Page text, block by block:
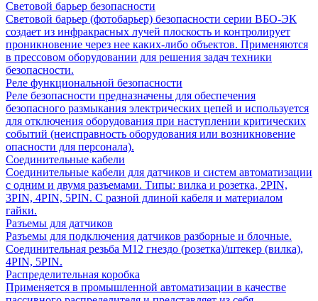
Световой барьер безопасности
Световой барьер (фотобарьер) безопасности серии ВБО-ЭК
создает из инфракрасных лучей плоскость и контролирует
проникновение через нее каких-либо объектов. Применяются
в прессовом оборудовании для решения задач техники
безопасности.
Реле функциональной безопасности
Реле безопасности предназначены для обеспечения
безопасного размыкания электрических цепей и используется
для отключения оборудования при наступлении критических
событий (неисправность оборудования или возникновение
опасности для персонала).
Соединительные кабели
Соединительные кабели для датчиков и систем автоматизации
с одним и двумя разъемами. Типы: вилка и розетка, 2PIN,
3PIN, 4PIN, 5PIN. С разной длиной кабеля и материалом
гайки.
Разъемы для датчиков
Разъемы для подключения датчиков разборные и блочные.
Соединительная резьба М12 гнездо (розетка)/штекер (вилка),
4PIN, 5PIN.
Распределительная коробка
Применяется в промышленной автоматизации в качестве